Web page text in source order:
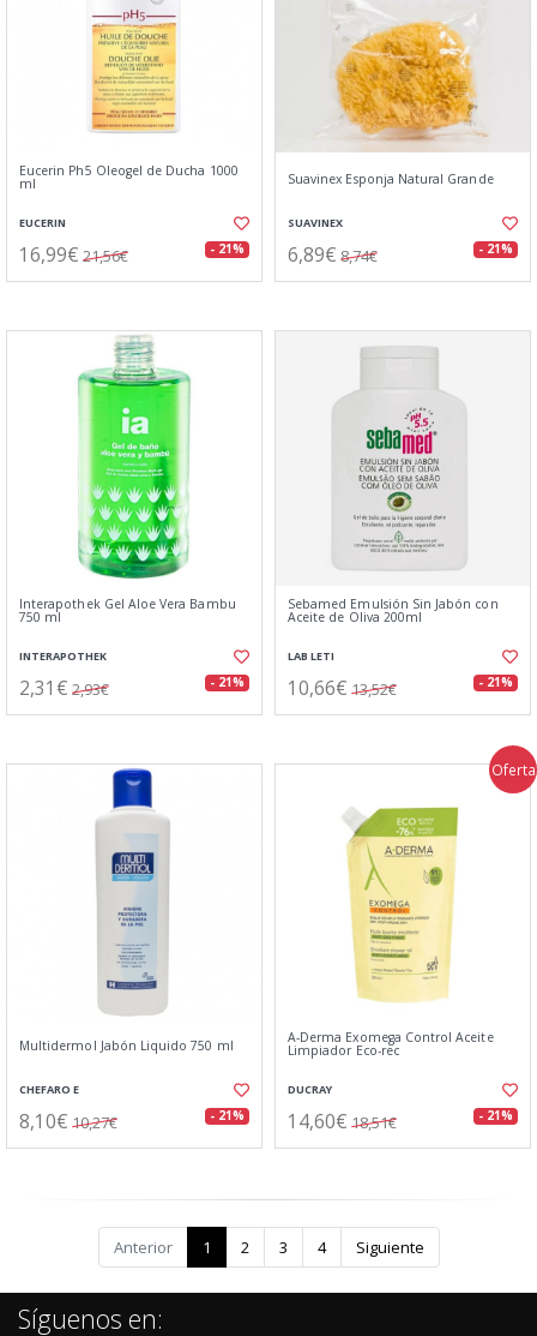
Eucerin Ph5 Oleogel de Ducha 1000
ml
EUCERIN
16,99€ 21,56€ - 21%
Suavinex Esponja Natural Grande
SUAVINEX
6,89€ 8,74€ - 21%
Interapothek Gel Aloe Vera Bambu
750 ml
INTERAPOTHEK
2,31€ 2,93€ - 21%
Sebamed Emulsión Sin Jabón con
Aceite de Oliva 200ml
LAB LETI
10,66€ 13,52€ - 21%
Multidermol Jabón Liquido 750 ml
CHEFARO E
8,10€ 10,27€ - 21%
Oferta
A-Derma Exomega Control Aceite
Limpiador Eco-rec
DUCRAY
14,60€ 18,51€ - 21%
Anterior 1 2 3 4 Siguiente
Síguenos en: